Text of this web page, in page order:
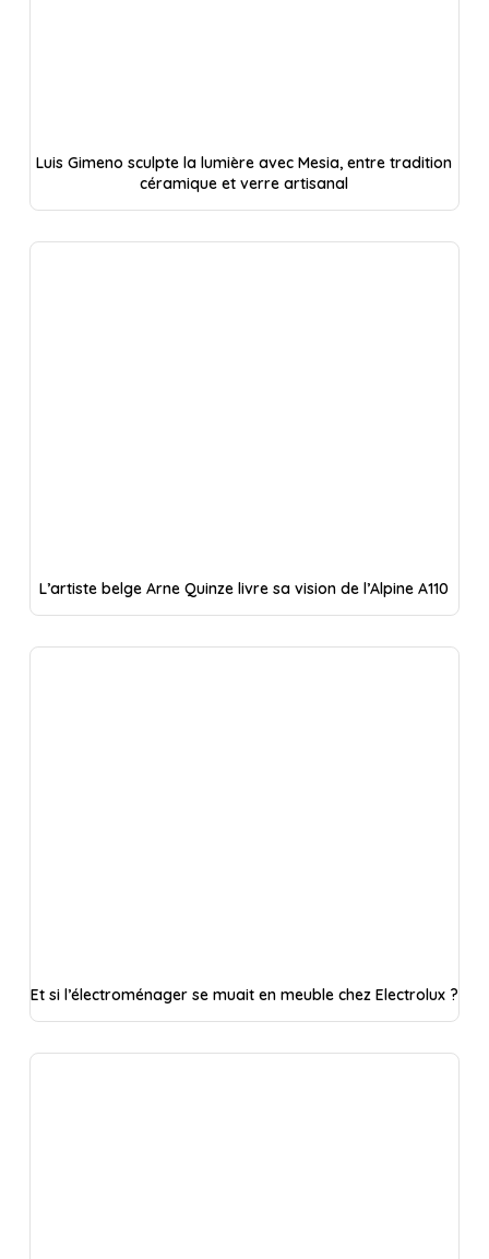
Luis Gimeno sculpte la lumière avec Mesia, entre tradition
céramique et verre artisanal
L’artiste belge Arne Quinze livre sa vision de l’Alpine A110
Et si l’électroménager se muait en meuble chez Electrolux ?